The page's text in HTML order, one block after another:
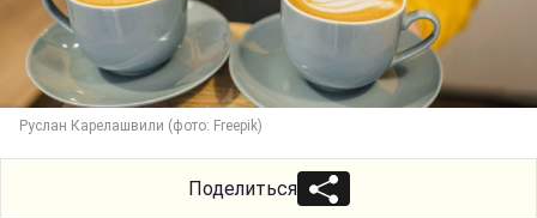
Руслан Карелашвили (фото: Freepik)
Поделиться